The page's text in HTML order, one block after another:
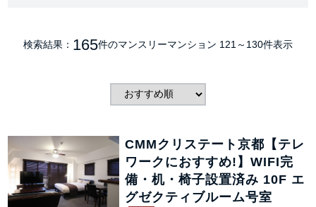
検索結果： 165件のマンスリーマンション 121～130件表示
CMMクリステート京都【テレ
ワークにおすすめ!】WIFI完
備・机・椅子設置済み 10F エ
グゼクティブルーム号室